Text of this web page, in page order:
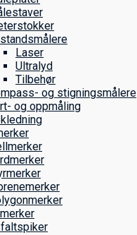
Laser
Ultralyd
Tilbehør
og stigningsmålere
og oppmåling